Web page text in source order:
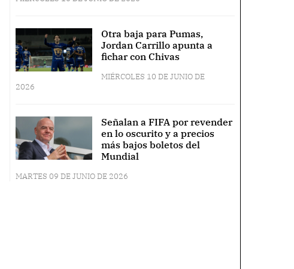
Otra baja para Pumas,
Jordan Carrillo apunta a
fichar con Chivas
MIÉRCOLES 10 DE JUNIO DE
2026
Señalan a FIFA por revender
en lo oscurito y a precios
más bajos boletos del
Mundial
MARTES 09 DE JUNIO DE 2026